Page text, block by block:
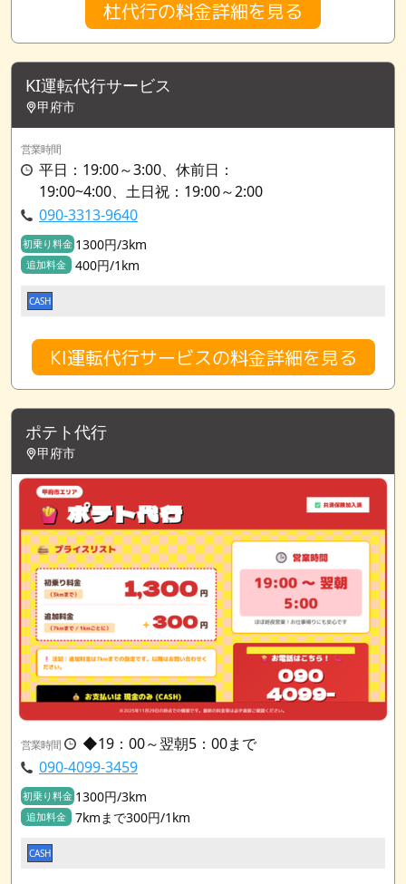
杜代行の料金詳細を見る
KI運転代行サービス
甲府市
営業時間
平日：19:00～3:00、休前日：
19:00~4:00、土日祝：19:00～2:00
090-3313-9640
初乗り料金 1300円/3km
追加料金 400円/1km
CASH
KI運転代行サービスの料金詳細を見る
ポテト代行
甲府市
営業時間
◆19：00～翌朝5：00まで
090-4099-3459
初乗り料金 1300円/3km
追加料金 7kmまで300円/1km
CASH